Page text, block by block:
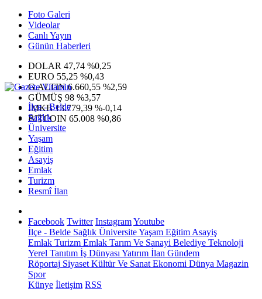
Foto Galeri
Videolar
Canlı Yayın
Günün Haberleri
DOLAR 47,74 %0,25
EURO 55,25 %0,43
G.ALTIN6.660,55 %2,59
GÜMÜŞ 98 %3,57
IMKB13.779,39 %-0,14
BITCOIN 65.008 %0,86
İlçe - Belde
Sağlık
Üniversite
Yaşam
Eğitim
Asayiş
Emlak
Turizm
Resmî İlan
Facebook Twitter InstagramYoutube
İlçe - Belde Sağlık ÜniversiteYaşam Eğitim Asayiş
Emlak Turizm Emlak Tarım Ve Sanayi Belediye Teknoloji
Yerel Tanıtım İş Dünyası Yatırım İlan Gündem
Röportaj Siyaset Kültür Ve Sanat Ekonomi Dünya Magazin
Spor
Künye İletişim RSS